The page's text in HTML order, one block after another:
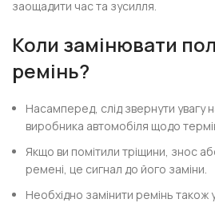
заощадити час та зусилля.
Коли замінювати
ремінь?
Насамперед, слід звернути увагу
виробника автомобіля щодо
Якщо ви помітили тріщини, знос
ремені, це сигнал до його заміни.
Необхідно замінити ремінь також